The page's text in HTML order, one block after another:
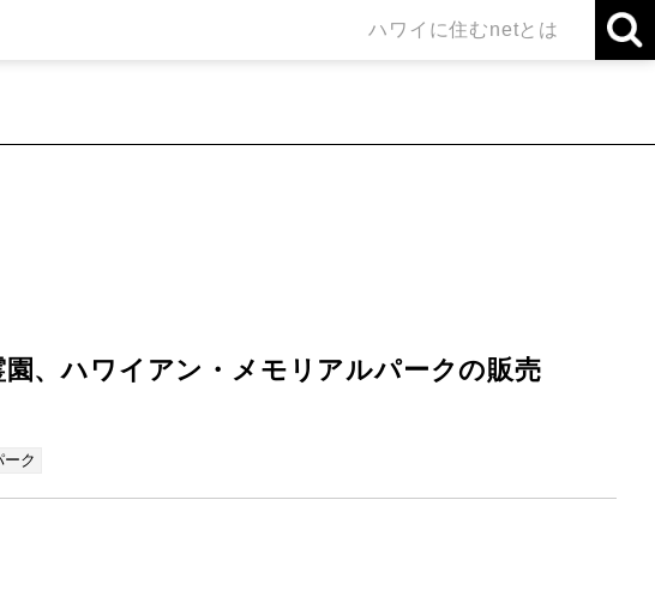
ハワイに住むnetとは
、ハワイアン・メモリアルパークの販売
ク